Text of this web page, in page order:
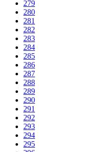
279
280
281
282
283
284
285
286
287
288
289
290
291
292
293
294
295